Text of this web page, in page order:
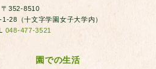
組
〒352-8510
28（十文字学園女子大学内）
048-477-3521
園での生活